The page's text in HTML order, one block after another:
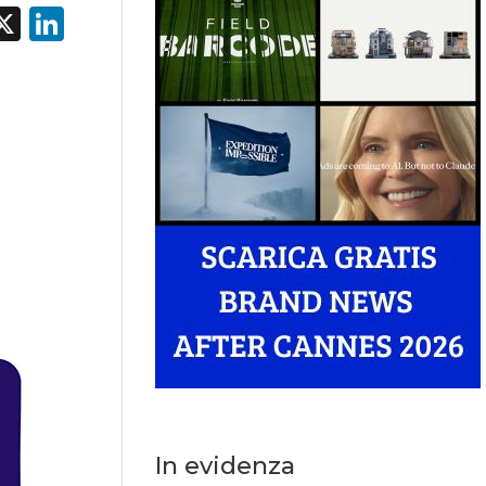
X LinkedIn
In evidenza